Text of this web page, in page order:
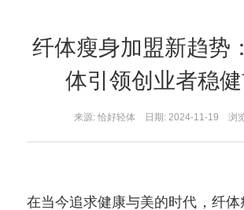
纤体瘦身加盟新趋势
体引领创业者稳
来源: 恰好轻体 日期: 2024-11-19 浏
在当今追求健康与美的时代，纤